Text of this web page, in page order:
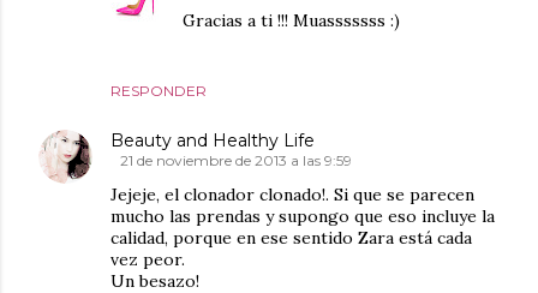
RESPONDER
Gracias a ti !!! Muasssssss :)
Beauty and Healthy Life
21 de noviembre de 2013 a las 9:59
Jejeje, el clonador clonado!. Si que se parecen
mucho las prendas y supongo que eso incluye la
calidad, porque en ese sentido Zara está cada
vez peor.
Un besazo!